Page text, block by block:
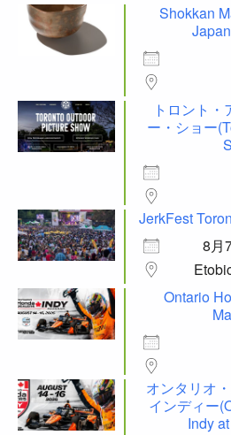
Shokkan
トロント
ー・ショー
JerkFest
8月
Ontario
オンタリオ
インディー
Indy